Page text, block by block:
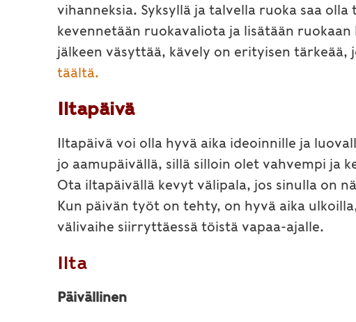
vihanneksia. Syksyllä ja talvella ruoka saa
kevennetään ruokavaliota ja lisätään
jälkeen väsyttää, kävely on erityisen
täältä.
Iltapäivä
Iltapäivä voi olla hyvä aika ideoinnille ja
jo aamupäivällä, sillä silloin olet vahvempi ja
Ota iltapäivällä kevyt välipala, jos sinulla on
Kun päivän työt on tehty, on hyvä aika
välivaihe siirryttäessä töistä vapaa-ajalle.
Ilta
Päivällinen